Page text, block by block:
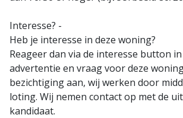
Interesse? -
Heb je interesse in deze woning?
Reageer dan via de interesse button in
advertentie en vraag voor deze
bezichtiging aan, wij werken door
loting. Wij nemen contact op met de
kandidaat.